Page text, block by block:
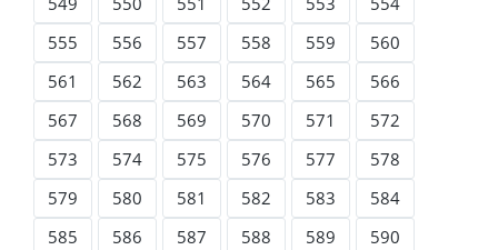
555
556 557 558 559
560
561
562 563 564 565
566
567
568 569 570 571
572
573
574 575 576 577
578
579
580 581 582 583
584
585
586 587 588 589
590